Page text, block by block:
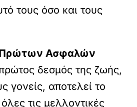
τους όσο και τους
Πρώτων Ασφαλών
δεσμός της ζωής,
γονείς, αποτελεί το
τις μελλοντικές